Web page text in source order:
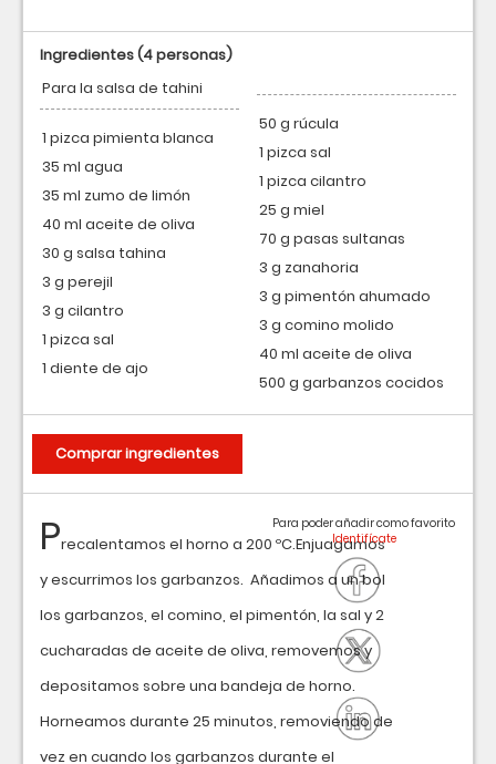
Precalentamos el horno a 200 ºC.Enjuagamos
y escurrimos los garbanzos. Añadimos a un bol
los garbanzos, el comino, el pimentón, la sal y 2
cucharadas de aceite de oliva, removemos y
depositamos sobre una bandeja de horno.
Horneamos durante 25 minutos, removiendo de
vez en cuando los garbanzos durante el
Para poder añadir como favorito
Ingredientes(4 personas)
Para la salsa de tahini
1 pizca pimienta blanca
35 ml agua
35 ml zumo de limón
40 ml aceite de oliva
30 g salsa tahina
3 g perejil
3 g cilantro
1 pizca sal
1 diente de ajo
50 g rúcula
1 pizca sal
1 pizca cilantro
25 g miel
70 g pasas sultanas
3 g zanahoria
3 g pimentón ahumado
3 g comino molido
40 ml aceite de oliva
500 g garbanzos cocidos
Comprar ingredientes